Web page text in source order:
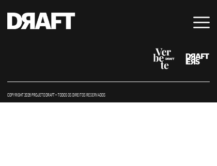
COPYRIGHT 2026 PROJETO DRAFT – TODOS OS DIREITOS RESERVADOS